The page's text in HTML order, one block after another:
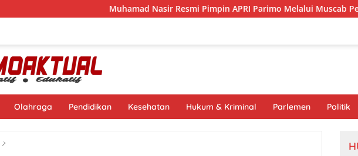
Muhamad Nasir Resmi Pimpin APRI Parimo Melalui Muscab Periode 2026–2030
Olahraga Pendidikan Kesehatan Hukum & Kriminal Parlemen Politik